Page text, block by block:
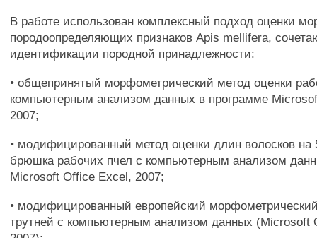
В работе использован комплексный подход оценки
породоопределяющих признаков Apis mellifera,
идентификации породной принадлежности:
• общепринятый морфометрический метод оценки
компьютерным анализом данных в программе
2007;
• модифицированный метод оценки длин волосков на
брюшка рабочих пчел с компьютерным анализом
Microsoft Office Excel, 2007;
• модифицированный европейский
трутней с компьютерным анализом данных (Microsoft